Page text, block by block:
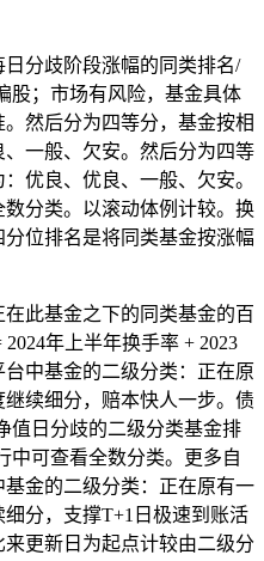
分歧阶段涨幅的同类排名/
股；市场有风险，基金具体
然后分为四等分，基金按相
一般、欠安。然后分为四等
优良、优良、一般、欠安。
分类。以滚动体例计较。换
位排名是将同类基金按涨幅
此基金之下的同类基金的百
年上半年换手率 + 2023
中基金的二级分类：正在原
续细分，赔本快人一步。债
值日分歧的二级分类基金排
中可查看全数分类。更多自
金的二级分类：正在原有一
分，支撑T+1日极速到账活
更新日为起点计较由二级分